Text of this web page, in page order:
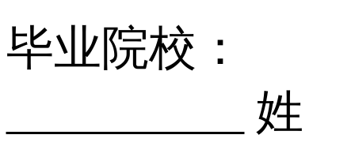
毕业院校：
__________ 姓